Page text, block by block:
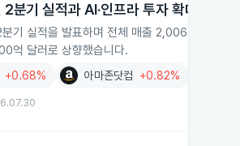
기 실적과 AI·인프라 투자 확대
기 실적을 발표하며 전체 매출 2,006억 달러,
억 달러로 상향했습니다.
+0.68% 아마존닷컴 +0.82%